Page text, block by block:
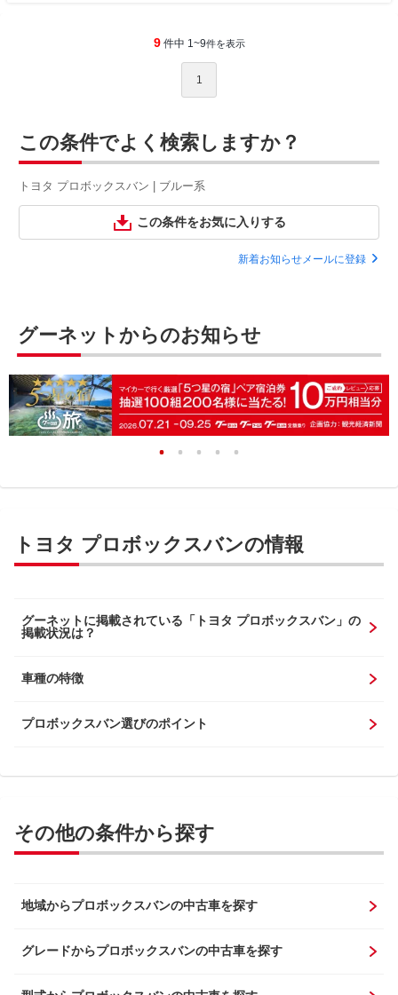
9 件中 1~9件を表示
1
この条件でよく検索しますか？
トヨタ プロボックスバン | ブルー系
この条件をお気に入りする
新着お知らせメールに登録
グーネットからのお知らせ
トヨタ プロボックスバンの情報
グーネットに掲載されている「トヨタ プロボックスバン」の
掲載状況は？
車種の特徴
プロボックスバン選びのポイント
その他の条件から探す
地域からプロボックスバンの中古車を探す
グレードからプロボックスバンの中古車を探す